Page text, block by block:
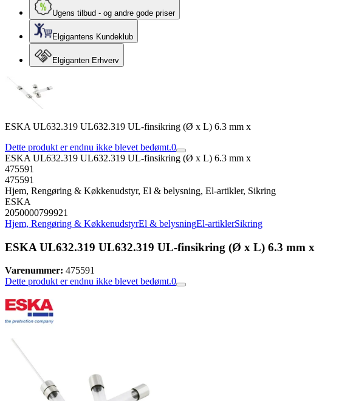
Ugens tilbud - og andre gode priser
Elgigantens Kundeklub
Elgiganten Erhverv
ESKA UL632.319 UL632.319 UL-finsikring (Ø x L) 6.3 mm x
Dette produkt er endnu ikke blevet bedømt.0
ESKA UL632.319 UL632.319 UL-finsikring (Ø x L) 6.3 mm x
475591
475591
Hjem, Rengøring & Køkkenudstyr, El & belysning, El-artikler, Sikring
ESKA
2050000799921
Hjem, Rengøring & KøkkenudstyrEl & belysningEl-artiklerSikring
ESKA UL632.319 UL632.319 UL-finsikring (Ø x L) 6.3 mm x
Varenummer: 475591
Dette produkt er endnu ikke blevet bedømt.0